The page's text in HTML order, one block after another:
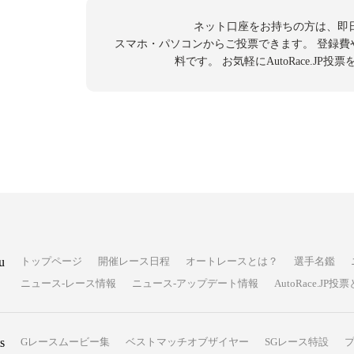
ネット口座をお持ちの方は、即
スマホ・パソコンからご投票できます。
登録費
料です。
お気軽にAutoRace.JP投票
トップページ 開催レース日程 オートレースとは？ 選手名鑑
ニュース-レース情報
ニュース-アップデート情報 AutoRace.JP投
Gレースムービー集 ベストマッチオブザイヤー SGレース特設